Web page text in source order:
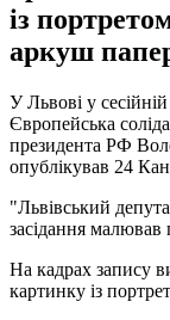
із
аркуш
У Львові у сесійній
Європейська
президента РФ
опублікував 24
"Львівський
засідання малював
На кадрах запису
картинку із